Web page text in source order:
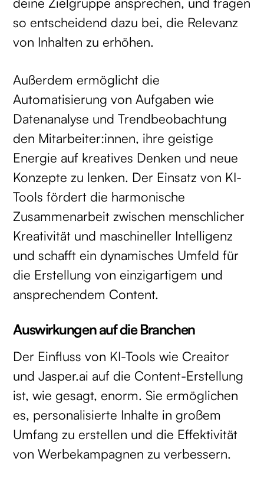
so entscheidend dazu bei, die Relevanz
von Inhalten zu erhöhen.
Außerdem ermöglicht die
Automatisierung von Aufgaben wie
Datenanalyse und Trendbeobachtung
den Mitarbeiter:innen, ihre geistige
Energie auf kreatives Denken und neue
Konzepte zu lenken. Der Einsatz von KI-
Tools fördert die harmonische
Zusammenarbeit zwischen menschlicher
Kreativität und maschineller Intelligenz
und schafft ein dynamisches Umfeld für
die Erstellung von einzigartigem und
ansprechendem Content.
Auswirkungen auf die Branchen
Der Einfluss von KI-Tools wie Creaitor
und Jasper.ai auf die Content-Erstellung
ist, wie gesagt, enorm. Sie ermöglichen
es, personalisierte Inhalte in großem
Umfang zu erstellen und die Effektivität
von Werbekampagnen zu verbessern.